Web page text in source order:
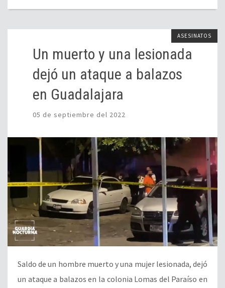
ASESINATOS
Un muerto y una lesionada
dejó un ataque a balazos
en Guadalajara
05 de septiembre del 2022
Saldo de un hombre muerto y una mujer lesionada, dejó
un ataque a balazos en la colonia Lomas del Paraíso en